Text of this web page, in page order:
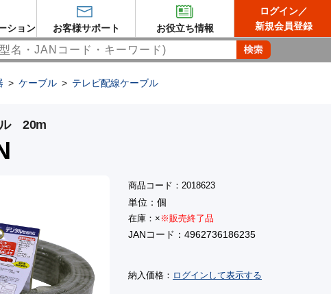
ション お客様サポート お役立ち情報
ログイン／
新規会員登録
> ケーブル > テレビ配線ケーブル
ル 20m
商品コード：2018623
単位：個
在庫：× ※販売終了品
JANコード：4962736186235
納入価格： ログインして表示する